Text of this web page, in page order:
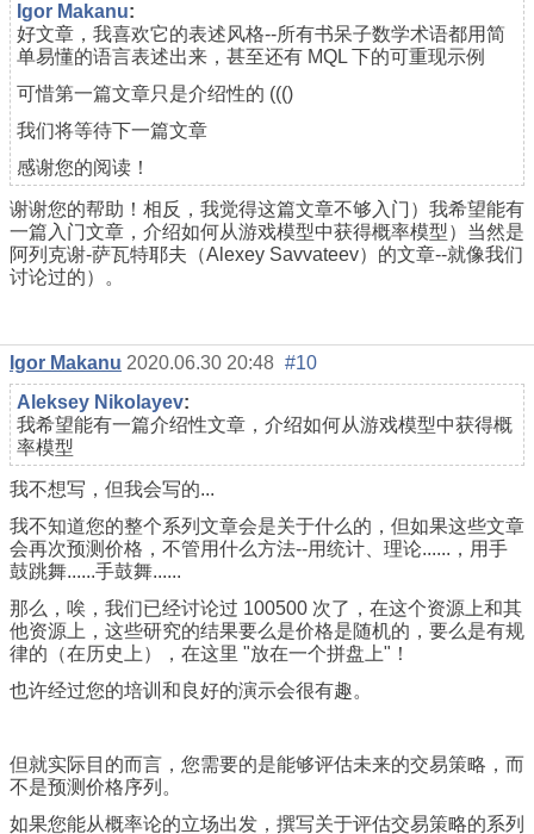
Igor Makanu:
好文章，我喜欢它的表述风格--所有书呆子数学术语都用简
单易懂的语言表述出来，甚至还有 MQL 下的可重现示例
可惜第一篇文章只是介绍性的 ((()
我们将等待下一篇文章
感谢您的阅读！
谢谢您的帮助！相反，我觉得这篇文章不够入门）我希望能有
一篇入门文章，介绍如何从游戏模型中获得概率模型）当然是
阿列克谢-萨瓦特耶夫（Alexey Savvateev）的文章--就像我们
讨论过的）。
Igor Makanu 2020.06.30 20:48 #10
Aleksey Nikolayev:
我希望能有一篇介绍性文章，介绍如何从游戏模型中获得概
率模型
我不想写，但我会写的...
我不知道您的整个系列文章会是关于什么的，但如果这些文章
会再次预测价格，不管用什么方法--用统计、理论......，用手
鼓跳舞......手鼓舞......
那么，唉，我们已经讨论过 100500 次了，在这个资源上和其
他资源上，这些研究的结果要么是价格是随机的，要么是有规
律的（在历史上），在这里 "放在一个拼盘上"！
也许经过您的培训和良好的演示会很有趣。
但就实际目的而言，您需要的是能够评估未来的交易策略，而
不是预测价格序列。
如果您能从概率论的立场出发，撰写关于评估交易策略的系列